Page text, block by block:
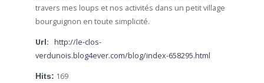
travers mes loups et nos activités dans un petit village
bourguignon en toute simplicité.
Url: http://le-clos-
verdunois.blog4ever.com/blog/index-658295.html
Hits: 169